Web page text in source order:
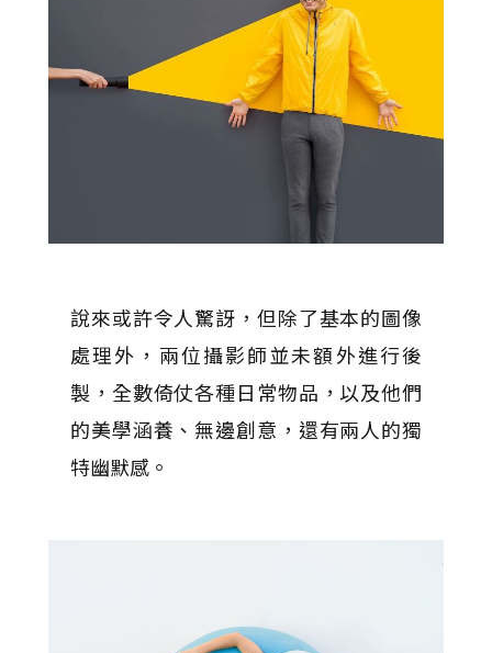
說來或許令人驚訝，但除了基本的圖像
處理外，兩位攝影師並未額外進行後
製，全數倚仗各種日常物品，以及他們
的美學涵養、無邊創意，還有兩人的獨
特幽默感。